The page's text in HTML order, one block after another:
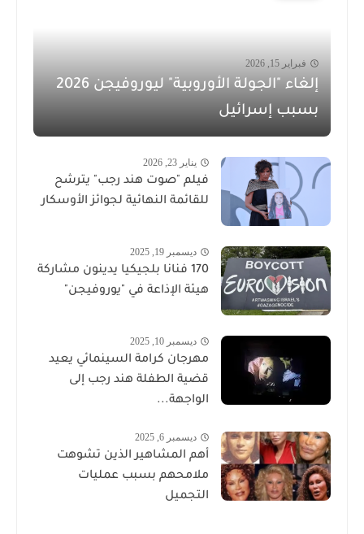
فبراير 15, 2026
إلغاء "الجولة الأوروبية" ليوروفيجن 2026
بسبب إسرائيل
يناير 23, 2026
فيلم "صوت هند رجب" يترشح
للقائمة النهائية لجوائز الأوسكار
ديسمبر 19, 2025
170 فنانا بلجيكيا يدينون مشاركة
هيئة الإذاعة في "يوروفيجن"
ديسمبر 10, 2025
مهرجان كرامة السينمائي يعيد
قضية الطفلة هند رجب إلى
الواجهة...
ديسمبر 6, 2025
أهم المشاهير الذين تشوهت
ملامحهم بسبب عمليات
التجميل